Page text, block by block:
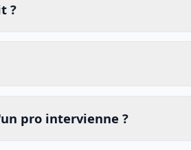
?
pro intervienne ?